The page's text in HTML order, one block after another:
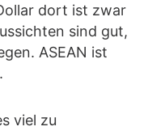
dort ist zwar
sind gut,
ASEAN ist
viel zu